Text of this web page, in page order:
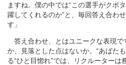
ますね。僕の中では“この選手がクボ
躍してくれるのか”と、毎回答え合わ
す」
答え合わせ、とはユニークな表現で
か、見落とした点はないか。“あばた
る“ひと目惚れ”では、リクルーター